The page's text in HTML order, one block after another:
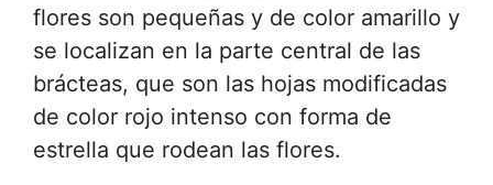
flores son pequeñas y de color amarillo y
se localizan en la parte central de las
brácteas, que son las hojas modificadas
de color rojo intenso con forma de
estrella que rodean las flores.